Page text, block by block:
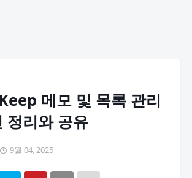
메모 및 목록 관리
정리와 공유
9월 04, 2025